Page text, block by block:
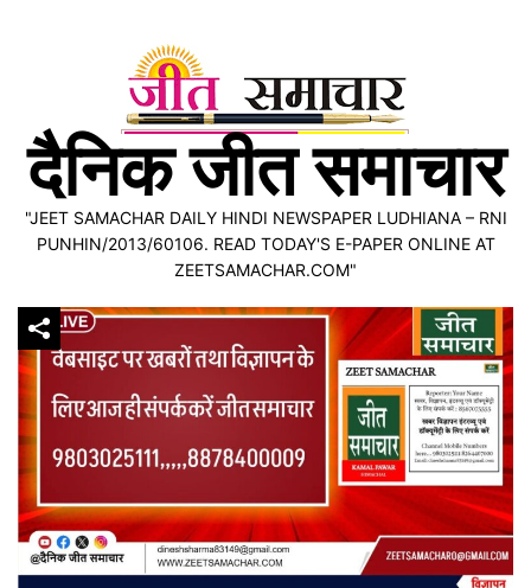
दैनिक जीत समाचार
"JEET SAMACHAR DAILY HINDI NEWSPAPER LUDHIANA – RNI
PUNHIN/2013/60106. READ TODAY'S E-PAPER ONLINE AT
ZEETSAMACHAR.COM"